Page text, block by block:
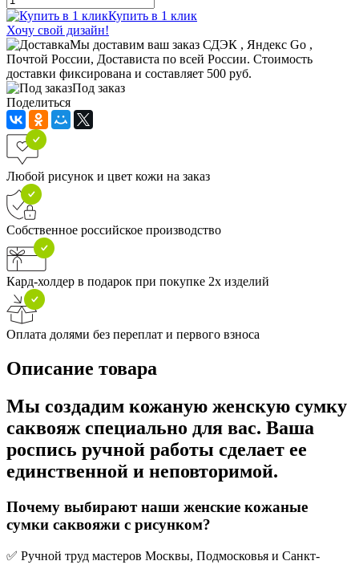
Купить в 1 клик
Хочу свой дизайн!
Мы доставим ваш заказ СДЭК , Яндекс Go ,
Почтой России, Достависта по всей России. Стоимость
доставки фиксирована и составляет 500 руб.
Под заказ
Поделиться
Любой рисунок и цвет кожи на заказ
Собственное российское производство
Кард-холдер в подарок при покупке 2х изделий
Оплата долями без переплат и первого взноса
Описание товара
Мы создадим кожаную женскую сумку
саквояж специально для вас. Ваша
роспись ручной работы сделает ее
единственной и неповторимой.
Почему выбирают наши женские кожаные
сумки саквояжи с рисунком?
✅ Ручной труд мастеров Москвы, Подмосковья и Санкт-